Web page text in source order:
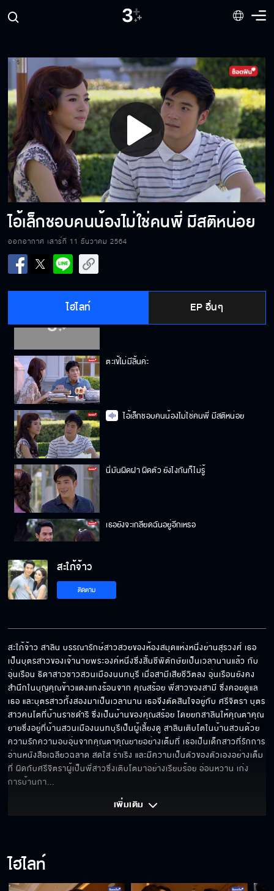
Play
Video
ไอ้เล็กชอบคนน้องไม่ใช่คนพี่ มีสติหน่อย
ออกอากาศ เสาร์ที่ 11 ธันวาคม 2564
ไฮไลท์ EP อื่นๆ
เขาเรียกว่า จับมือเธอมาดมไง
All For One And One For All
แต่งงานเมื่อไหร่ แล้วจะให้อ่าน
ตะเข้ไม่มีลิ้นค่ะ
ไอ้เล็กชอบคนน้องไม่ใช่คนพี่ มีสติหน่อย
นี่มันผิดฝา ผิดตัว ยังไงกันก็ไม่รู้
เธอยังจะเกลียดฉันอยู่อีกเหรอ
ฉิบหาย ตายห่า แม่มึง
กิน
ไหว้ดีๆ ก็เป็น แต่เมื่อกี้ไม่ยอมไหว้ฉัน
ผู้ชายพวกนั้นเขาคิด แล้วเธอก็เปิดโอกาสให้เขา
คิดเสียด้วย
อย่าเพิ่งตัดสิน บางทีหน้าปกกับเนื้อในมันต่างกัน
สะใภ้จ้าว
ติดตาม
สะใภ้จ้าว สาลิน บรรณารักษ์สาวสวยของห้องสมุดแห่งหนึ่งย่านสุรวงศ์ เธอ
เป็นบุตรสาวของเจ้านายพระองค์หนึ่งซึ่งสิ้นชีพิตักษัยเป็นเวลานานแล้ว กับ
อุ่นเรือน ธิดาสาวชาวสวนเมืองนนทบุรี เมื่อสามีเสียชีวิตลง อุ่นเรือนยังคง
สำนึกในบุญคุณข้าวแดงแกงร้อนจาก คุณสร้อย พี่สาวของสามี ซึ่งคอยดูแล
เธอ และบุตรสาวทั้งสองมาเป็นเวลานาน เธอจึงตัดสินใจอยู่กับ ศรีจิตรา บุตร
สาวคนโตที่บ้านราชดำริ ซึ่งเป็นบ้านของคุณสร้อย โดยยกสาลินให้คุณตาคุณ
ยายซึ่งอยู่ที่บ้านสวนเมืองนนทบุรีเป็นผู้เลี้ยงดู สาลินเติบโตในบ้านสวนด้วย
ความรักความอบอุ่นจากคุณตาคุณยายอย่างเต็มที่ เธอเป็นเด็กสาวที่รักการ
อ่านหนังสือเฉลียวฉลาด สดใส ร่าเริง และมีความเป็นตัวของตัวเองอย่างเต็ม
ที่ ผิดกับศรีจิตราผู้เป็นพี่สาวซึ่งเติบโตมาอย่างเรียบร้อย อ่อนหวาน เก่ง
การบ้านกา...
เพิ่มเติม
ไฮไลท์